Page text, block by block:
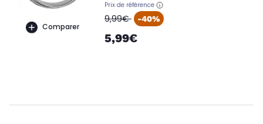
Comparer
Prix de référence
oldPrice
9,99€ -40%
5,99€